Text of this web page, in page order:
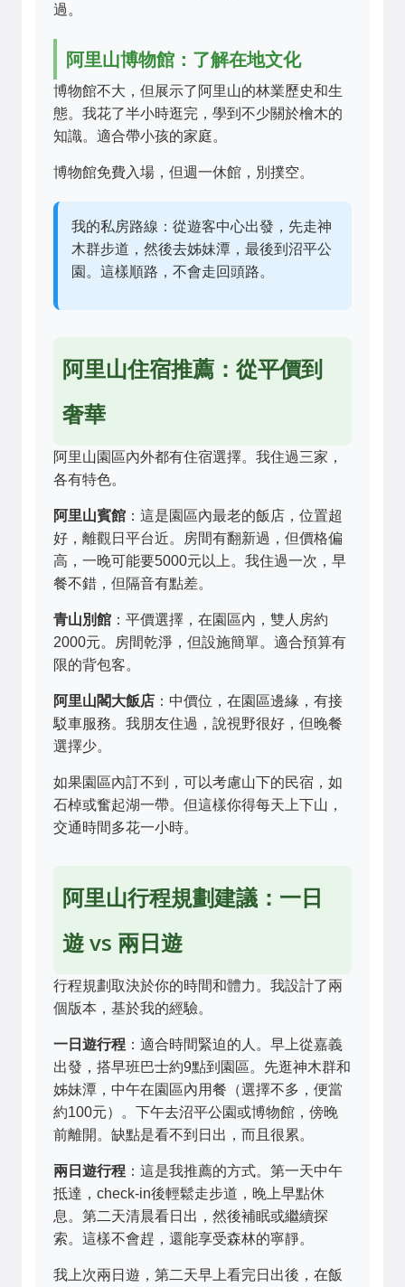
過。
阿里山博物館：了解在地文化
博物館不大，但展示了阿里山的林業歷史和生
態。我花了半小時逛完，學到不少關於檜木的
知識。適合帶小孩的家庭。
博物館免費入場，但週一休館，別撲空。
我的私房路線：從遊客中心出發，先走神
木群步道，然後去姊妹潭，最後到沼平公
園。這樣順路，不會走回頭路。
阿里山住宿推薦：從平價到
奢華
阿里山園區內外都有住宿選擇。我住過三家，
各有特色。
阿里山賓館 ：這是園區內最老的飯店，位置超
好，離觀日平台近。房間有翻新過，但價格偏
高，一晚可能要5000元以上。我住過一次，早
餐不錯，但隔音有點差。
青山別館 ：平價選擇，在園區內，雙人房約
2000元。房間乾淨，但設施簡單。適合預算有
限的背包客。
阿里山閣大飯店 ：中價位，在園區邊緣，有接
駁車服務。我朋友住過，說視野很好，但晚餐
選擇少。
如果園區內訂不到，可以考慮山下的民宿，如
石棹或奮起湖一帶。但這樣你得每天上下山，
交通時間多花一小時。
阿里山行程規劃建議：一日
遊 vs 兩日遊
行程規劃取決於你的時間和體力。我設計了兩
個版本，基於我的經驗。
一日遊行程 ：適合時間緊迫的人。早上從嘉義
出發，搭早班巴士約9點到園區。先逛神木群和
姊妹潭，中午在園區內用餐（選擇不多，便當
約100元）。下午去沼平公園或博物館，傍晚
前離開。缺點是看不到日出，而且很累。
兩日遊行程 ：這是我推薦的方式。第一天中午
抵達，check-in後輕鬆走步道，晚上早點休
息。第二天清晨看日出，然後補眠或繼續探
索。這樣不會趕，還能享受森林的寧靜。
我上次兩日遊，第二天早上看完日出後，在飯